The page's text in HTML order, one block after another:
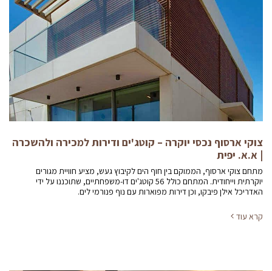
צוקי ארסוף נכסי יוקרה – קוטג'ים ודירות למכירה ולהשכרה
| א.א. יפית
מתחם צוקי ארסוף, הממוקם בין חוף הים לקיבוץ געש, מציע חוויית מגורים
יוקרתית וייחודית. המתחם כולל 56 קוטג'ים דו-משפחתיים, שתוכננו על ידי
האדריכל אילן פיבקו, וכן דירות מפוארות עם נוף פנורמי לים.
קרא עוד